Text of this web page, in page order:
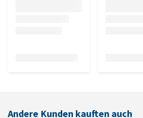
Andere Kunden kauften auch